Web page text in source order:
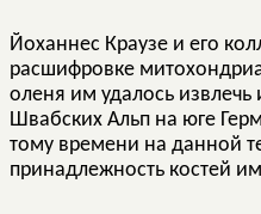
Йоханнес Краузе и его
расшифровке
оленя им удалось
Швабских Альп на юге
тому времени на данной
принадлежность костей